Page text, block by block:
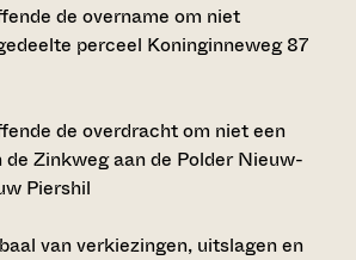
de overname om niet
perceel Koninginneweg 87
de overdracht om niet een
de Zinkweg aan de Polder Nieuw-
Piershil
van verkiezingen, uitslagen en